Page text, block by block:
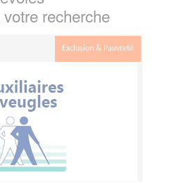
recherche
Exclusion & Pauvreté